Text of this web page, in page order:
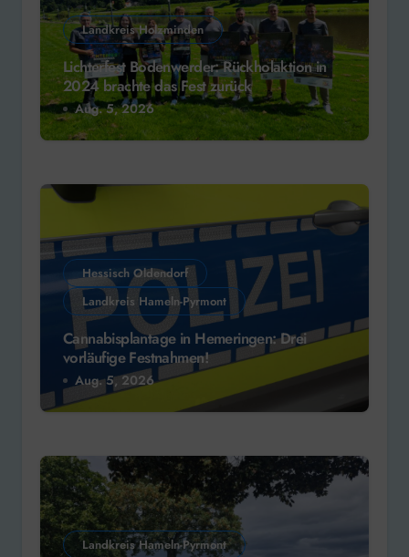
Landkreis Holzminden
Lichterfest Bodenwerder: Rückholaktion in
2024 brachte das Fest zurück
Aug. 5, 2026
Hessisch Oldendorf
Landkreis Hameln-Pyrmont
Cannabisplantage in Hemeringen: Drei
vorläufige Festnahmen!
Aug. 5, 2026
Landkreis Hameln-Pyrmont